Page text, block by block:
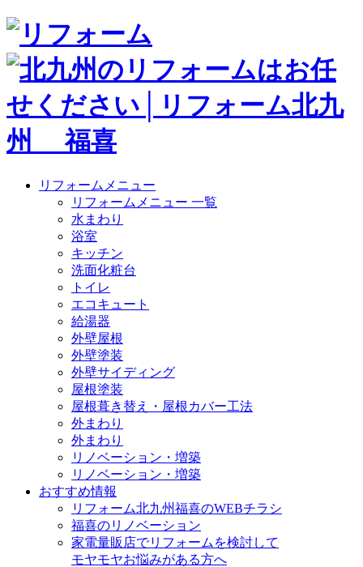
リフォームメニュー
リフォームメニュー 一覧
水まわり
浴室
キッチン
洗面化粧台
トイレ
エコキュート
給湯器
外壁屋根
外壁塗装
外壁サイディング
屋根塗装
屋根葺き替え・屋根カバー工法
外まわり
外まわり
リノベーション・増築
リノベーション・増築
おすすめ情報
リフォーム北九州福喜のWEBチラシ
福喜のリノベーション
家電量販店でリフォームを検討して
モヤモヤお悩みがある方へ